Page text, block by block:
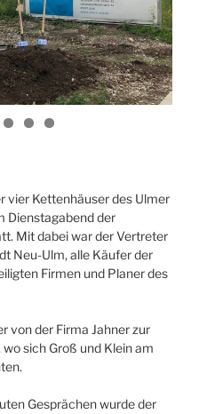
Next
vier Kettenhäuser des Ulmer
Dienstagabend der
Mit dabei war der Vertreter
Neu-Ulm, alle Käufer der
Firmen und Planer des
von der Firma Jahner zur
sich Groß und Klein am
Gesprächen wurde der